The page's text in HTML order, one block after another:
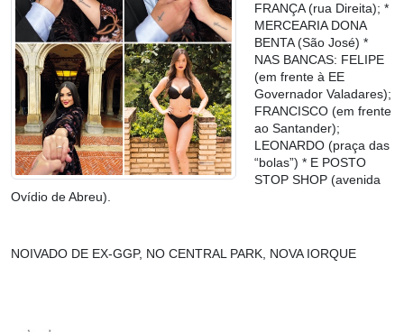
FRANÇA (rua Direita); *
MERCEARIA DONA
BENTA (São José) *
NAS BANCAS: FELIPE
(em frente à EE
Governador Valadares);
FRANCISCO (em frente
ao Santander);
LEONARDO (praça das
“bolas”) * E POSTO
STOP SHOP (avenida
Ovídio de Abreu).
NOIVADO DE EX-GGP, NO CENTRAL PARK, NOVA IORQUE